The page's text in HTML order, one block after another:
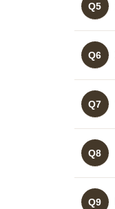
Q5
Q6
Q7
Q8
Q9